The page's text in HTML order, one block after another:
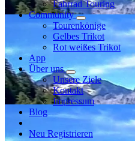
Fahrrad Touring
Community
Tourenkönige
Gelbes Trikot
Rot weißes Trikot
App
Über uns
Unsere Ziele
Kontakt
Impressum
Blog
Neu Registrieren